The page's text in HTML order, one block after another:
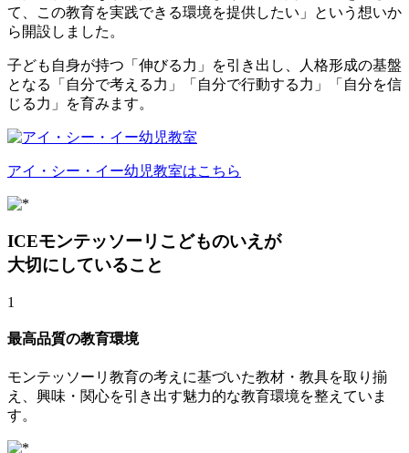
て、この教育を実践できる環境を提供したい」という想いか
ら開設しました。
子ども自身が持つ「伸びる力」を引き出し、人格形成の基盤
となる「自分で考える力」「自分で行動する力」「自分を信
じる力」を育みます。
アイ・シー・イー幼児教室はこちら
ICEモンテッソーリこどものいえが
大切にしていること
1
最高品質の教育環境
モンテッソーリ教育の考えに基づいた教材・教具を取り揃
え、興味・関心を引き出す魅力的な教育環境を整えていま
す。